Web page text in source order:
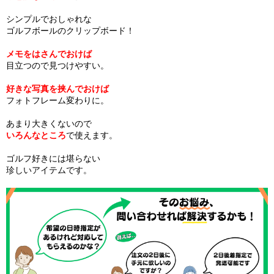
シンプルでおしゃれな
ゴルフボールのクリップボード！
メモをはさんでおけば
目立つので見つけやすい。
好きな写真を挟んでおけば
フォトフレーム変わりに。
あまり大きくないので
いろんなところで使えます。
ゴルフ好きには堪らない
珍しいアイテムです。